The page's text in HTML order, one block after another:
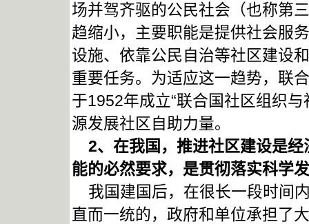
场并驾齐驱的公民社会（也称第
趋缩小，主要职能是提供社会服
设施、依靠公民自治等社区建设
重要任务。为适应这一趋势，联
于1952年成立“联合国社区组织
源发展社区自助力量。
2、在我国，推进社区建设是
能的必然要求，是贯彻落实科学
我国建国后，在很长一段时间
直而一统的，政府和单位承担了